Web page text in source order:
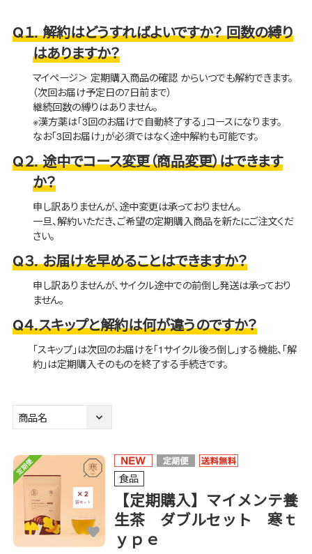
Q１. 解約はどうすればよいですか？ 回数の縛り
はありますか？
マイページ＞ 定期購入商品の確認 からいつでも解約できます。
（次回お届け予定日の7日前まで）
継続回数の縛りはありません。
※漢方薬は「3回のお届けで自動終了する」コースになります。
なお「3回お届け」が必須ではなく途中解約も可能です。
Q２. 途中でコース変更（商品変更）はできます
か？
申し訳ありませんが、途中変更は承っておりません。
一旦、解約いただき、ご希望の定期購入商品を新たにご注文くだ
さい。
Q３. お届けを早めることはできますか？
申し訳ありませんが、サイクル途中での前倒し発送は承っており
ません。
Q４.スキップと解約は何が違うのですか？
「スキップ」は次回のお届けを「1サイクル後ろ倒し」する機能、「解
約」は定期購入そのものを終了する手続きです。
食品
【定期購入】マイメンテ養
生茶 ダブルセット 寒ｔ
ｙｐｅ